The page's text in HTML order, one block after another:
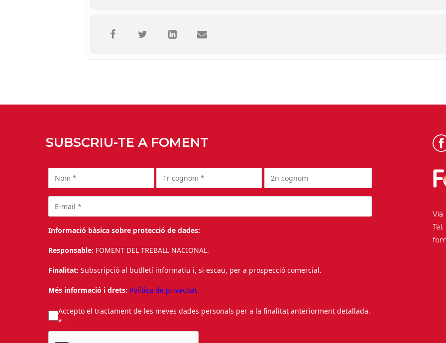
SUBSCRIU-TE A FOMENT
Informació bàsica sobre protecció de dades:
Responsable: FOMENT DEL TREBALL NACIONAL.
Finalitat: Subscripció al butlletí informatiu i, si escau, per a prospecció comercial.
Més informació i drets: Política de privacitat.
Accepto el tractament de les meves dades personals per a la finalitat anteriorment detallada.
*
Via